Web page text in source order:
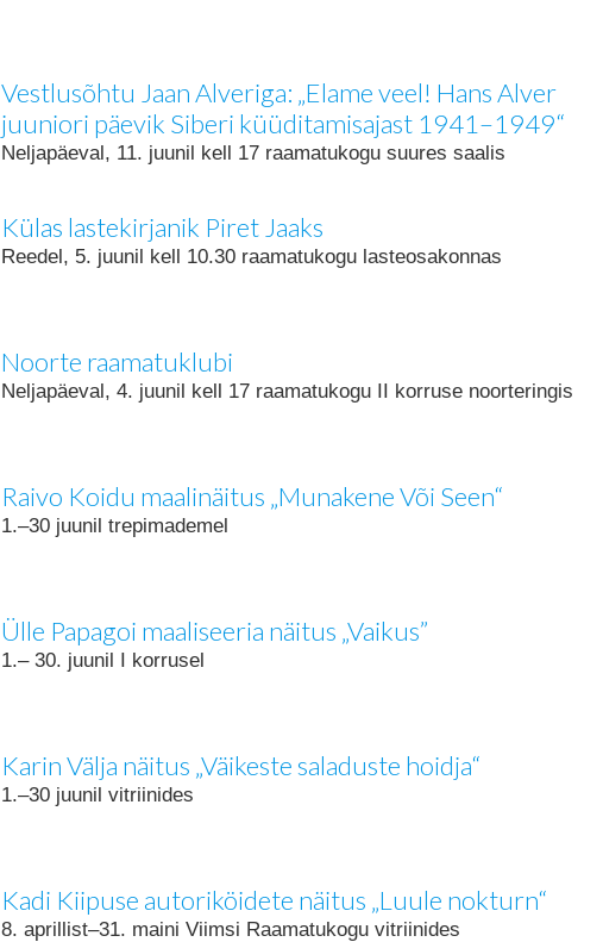
Vestlusõhtu Jaan Alveriga: „Elame veel! Hans Alver
juuniori päevik Siberi küüditamisajast 1941–1949“
Neljapäeval, 11. juunil kell 17 raamatukogu suures saalis
Külas lastekirjanik Piret Jaaks
Reedel, 5. juunil kell 10.30 raamatukogu lasteosakonnas
Noorte raamatuklubi
Neljapäeval, 4. juunil kell 17 raamatukogu II korruse noorteringis
Raivo Koidu maalinäitus „Munakene Või Seen“
1.–30 juunil trepimademel
Ülle Papagoi maaliseeria näitus „Vaikus”
1.– 30. juunil I korrusel
Karin Välja näitus „Väikeste saladuste hoidja“
1.–30 juunil vitriinides
Kadi Kiipuse autoriköidete näitus „Luule nokturn“
8. aprillist–31. maini Viimsi Raamatukogu vitriinides